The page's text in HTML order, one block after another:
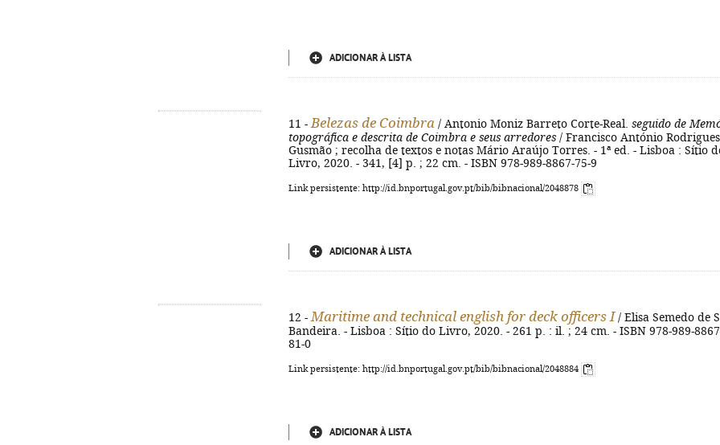
ADICIONAR À LISTA
11 - Belezas de Coimbra / Antonio Moniz Barreto Corte-Real. seguido de
topográfica e descrita de Coimbra e seus arredores / Francisco António
Gusmão ; recolha de textos e notas Mário Araújo Torres. - 1ª ed. - Lisboa : Sítio
Livro, 2020. - 341, [4] p. ; 22 cm. - ISBN 978-989-8867-75-9
Link persistente: http://id.bnportugal.gov.pt/bib/bibnacional/2048878
ADICIONAR À LISTA
12 - Maritime and technical english for deck officers I / Elisa Semedo de
Bandeira. - Lisboa : Sítio do Livro, 2020. - 261 p. : il. ; 24 cm. - ISBN 978-989-
81-0
Link persistente: http://id.bnportugal.gov.pt/bib/bibnacional/2048884
ADICIONAR À LISTA